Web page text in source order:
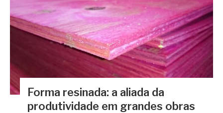
Forma resinada: a aliada da
produtividade em grandes obras